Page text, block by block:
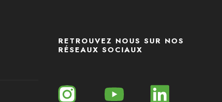
RETROUVEZ NOUS SUR NOS
RÉSEAUX SOCIAUX